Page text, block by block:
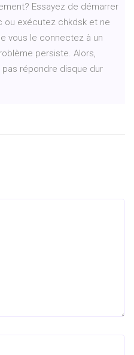
Essayez de démarrer
ou exécutez chkdsk et ne
vous le connectez à un
persiste. Alors,
répondre disque dur